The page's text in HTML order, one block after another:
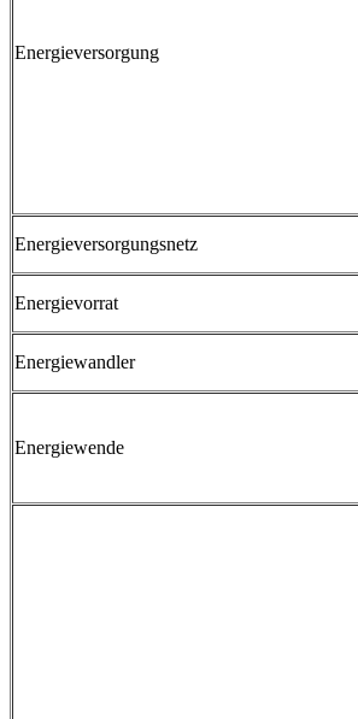
Energieversorgung
Energieversorgungsnetz
Energievorrat
Energiewandler
Energiewende